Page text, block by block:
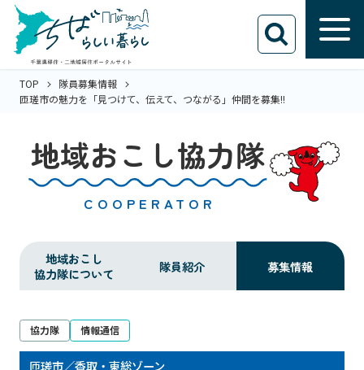
TOP
隊員募集情報
匝瑳市の魅力を「見つけて、伝えて、つながる」仲間を募集!!
地域おこし協力隊
COOPERATOR
地域おこし
協力隊について
隊員紹介 募集情報
協力隊 情報通信
匝瑳市／香取・東総ゾーン